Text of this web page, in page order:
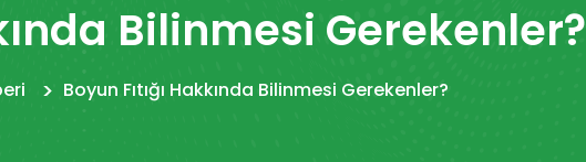
Bilinmesi Gerekenler?
Boyun Fıtığı Hakkında Bilinmesi Gerekenler?